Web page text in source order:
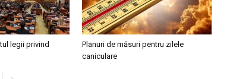
legii privind
Planuri de măsuri pentru zilele
caniculare